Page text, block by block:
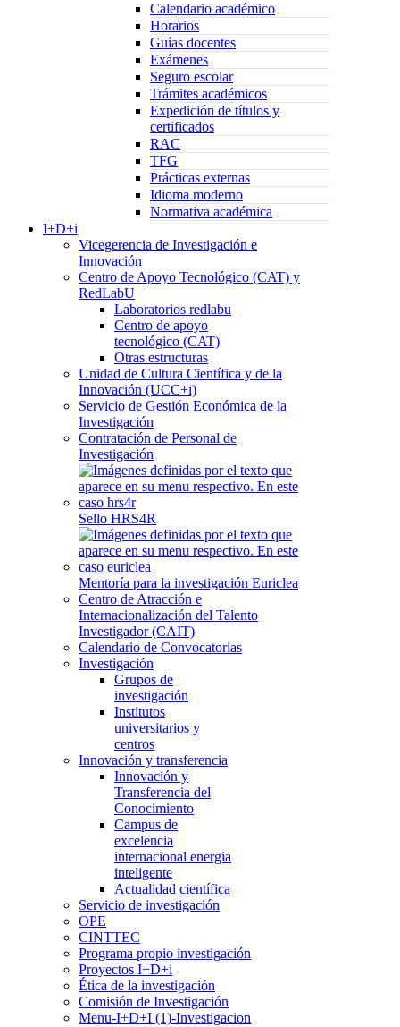
Calendario académico
Horarios
Guías docentes
Exámenes
Seguro escolar
Trámites académicos
Expedición de títulos y
certificados
RAC
TFG
Prácticas externas
Idioma moderno
Normativa académica
I+D+i
Vicegerencia de Investigación e
Innovación
Centro de Apoyo Tecnológico (CAT) y
RedLabU
Laboratorios redlabu
Centro de apoyo
tecnológico (CAT)
Otras estructuras
Unidad de Cultura Científica y de la
Innovación (UCC+i)
Servicio de Gestión Económica de la
Investigación
Contratación de Personal de
Investigación
Sello HRS4R
Mentoría para la investigación Euriclea
Centro de Atracción e
Internacionalización del Talento
Investigador (CAIT)
Calendario de Convocatorias
Investigación
Grupos de
investigación
Institutos
universitarios y
centros
Innovación y transferencia
Innovación y
Transferencia del
Conocimiento
Campus de
excelencia
internacional energia
inteligente
Actualidad científica
Servicio de investigación
OPE
CINTTEC
Programa propio investigación
Proyectos I+D+i
Ética de la investigación
Comisión de Investigación
Menu-I+D+I (1)-Investigacion